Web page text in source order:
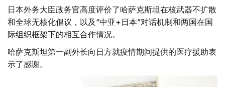
日本外务大臣政务官高度评价了哈萨克斯坦在核武器不扩散
和全球无核化倡议，以及“中亚+日本”对话机制和两国在国
际组织框架下的相互合作情况。
哈萨克斯坦第一副外长向日方就疫情期间提供的医疗援助表
示了感谢。